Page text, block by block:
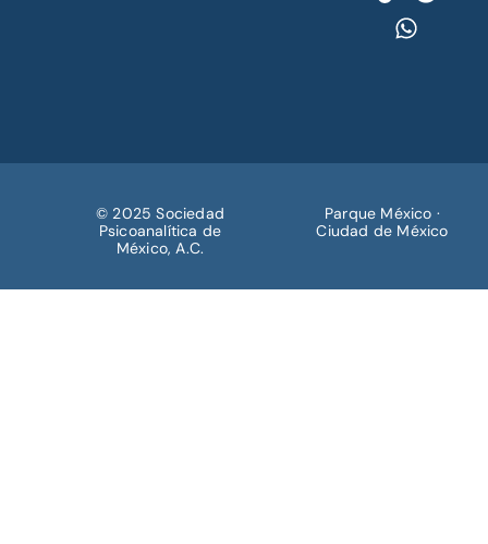
© 2025 Sociedad
Psicoanalítica de
México, A.C.
Parque México ·
Ciudad de México